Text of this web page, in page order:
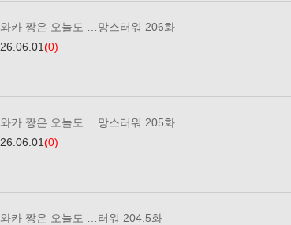
와카 짱은 오늘도 …망스러워 206화
26.06.01(0)
와카 짱은 오늘도 …망스러워 205화
26.06.01(0)
와카 짱은 오늘도 …러워 204.5화